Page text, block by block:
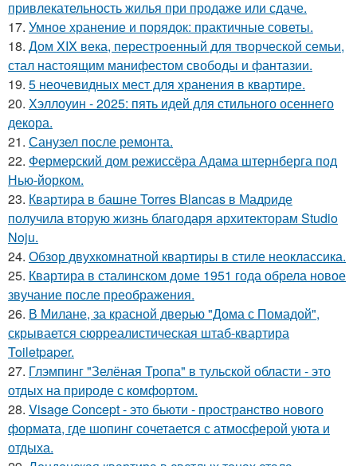
привлекательность жилья при продаже или сдаче.
17. Умное хранение и порядок: практичные советы.
18. Дом XIX века, перестроенный для творческой семьи,
стал настоящим манифестом свободы и фантазии.
19. 5 неочевидных мест для хранения в квартире.
20. Хэллоуин - 2025: пять идей для стильного осеннего
декора.
21. Санузел после ремонта.
22. Фермерский дом режиссёра Адама штернберга под
Нью-йорком.
23. Квартира в башне Torres Blancas в Мадриде
получила вторую жизнь благодаря архитекторам Studio
Noju.
24. Обзор двухкомнатной квартиры в стиле неоклассика.
25. Квартира в сталинском доме 1951 года обрела новое
звучание после преображения.
26. В Милане, за красной дверью "Дома с Помадой",
скрывается сюрреалистическая штаб-квартира
Toiletpaper.
27. Глэмпинг "Зелёная Тропа" в тульской области - это
отдых на природе с комфортом.
28. Visage Concept - это бьюти - пространство нового
формата, где шопинг сочетается с атмосферой уюта и
отдыха.